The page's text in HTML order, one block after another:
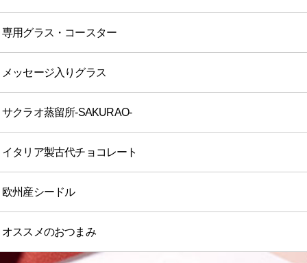
専用グラス・コースター
メッセージ入りグラス
サクラオ蒸留所-SAKURAO-
イタリア製古代チョコレート
欧州産シードル
オススメのおつまみ